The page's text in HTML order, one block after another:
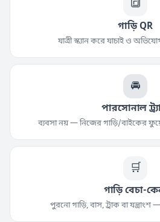
🔳
গাড়ি QR
যাত্রী স্ক্যান করে যাচাই ও
🚘
পারসোনাল
ব্যবসা নয় — নিজের গাড়ি/বাইকের
🛒
গাড়ি বেচা-
পুরনো গাড়ি, বাস, ট্রাক বা যন্ত্রাংশ